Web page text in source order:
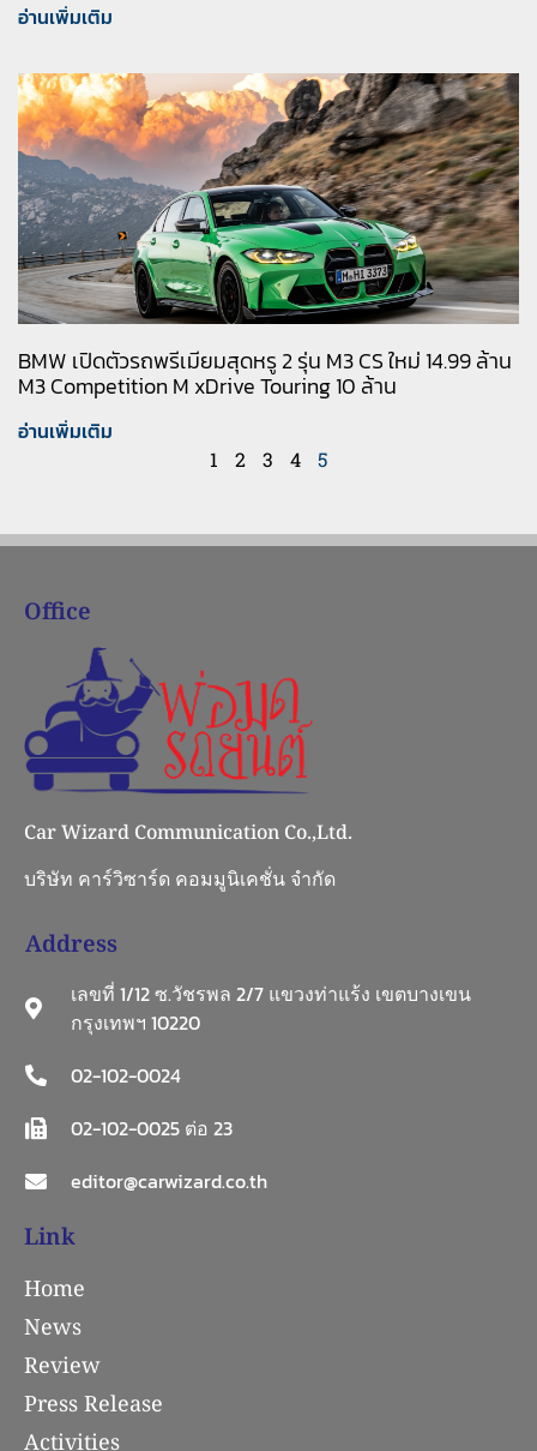
อ่านเพิ่มเติม
BMW เปิดตัวรถพรีเมียมสุดหรู 2 รุ่น M3 CS ใหม่ 14.99 ล้าน
M3 Competition M xDrive Touring 10 ล้าน
อ่านเพิ่มเติม
1 2 3 4 5
Office
Car Wizard Communication Co.,Ltd.
บริษัท คาร์วิซาร์ด คอมมูนิเคชั่น จำกัด
Address
เลขที่ 1/12 ซ.วัชรพล 2/7 แขวงท่าแร้ง เขตบางเขน
กรุงเทพฯ 10220
02-102-0024
02-102-0025 ต่อ 23
editor@carwizard.co.th
Link
Home
News
Review
Press Release
Activities